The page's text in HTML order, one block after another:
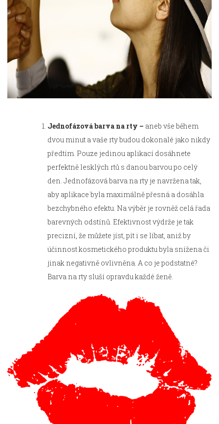
Jednofázová barva na rty – aneb vše během
dvou minut a vaše rty budou dokonalé jako nikdy
předtím. Pouze jedinou aplikací dosáhnete
perfektně lesklých rtů s danou barvou po celý
den. Jednofázová barva na rty je navržena tak,
aby aplikace byla maximálně přesná a dosáhla
bezchybného efektu. Na výběr je rovněž celá řada
barevných odstínů. Efektivnost výdrže je tak
precizní, že můžete jíst, pít i se líbat, aniž by
účinnost kosmetického produktu byla snížena či
jinak negativně ovlivněna. A co je podstatné?
Barva na rty sluší opravdu každé ženě.